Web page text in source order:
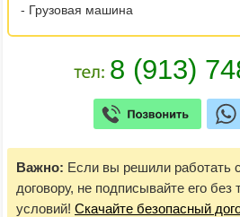
- Грузовая машина
Важно: Если вы решили работать
договору, не подписывайте его
условий! Скачайте безопасный